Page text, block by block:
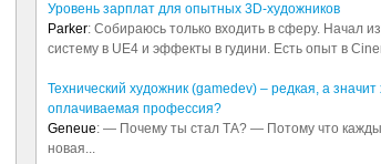
Уровень зарплат для опытных 3D-художников
Parker: Собираюсь только входить в сферу. Начал
систему в UE4 и эффекты в гудини. Есть опыт в
Технический художник (gamedev) – редкая, а
оплачиваемая профессия?
Geneue: — Почему ты стал ТА? — Потому что
новая...